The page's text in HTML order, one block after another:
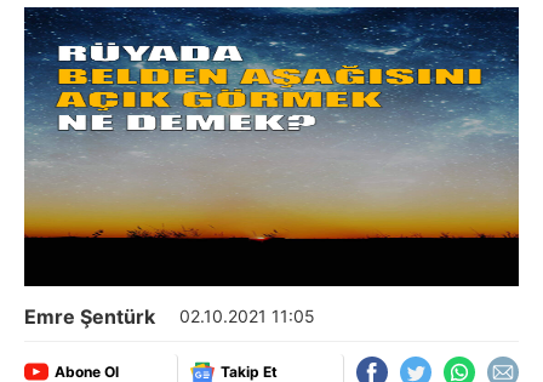
Emre Şentürk 02.10.2021 11:05
Abone Ol Takip Et